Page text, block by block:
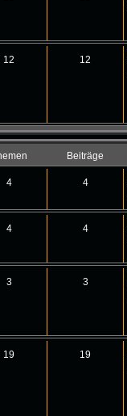
12 12
Beiträge
4 4
4 4
3 3
19 19